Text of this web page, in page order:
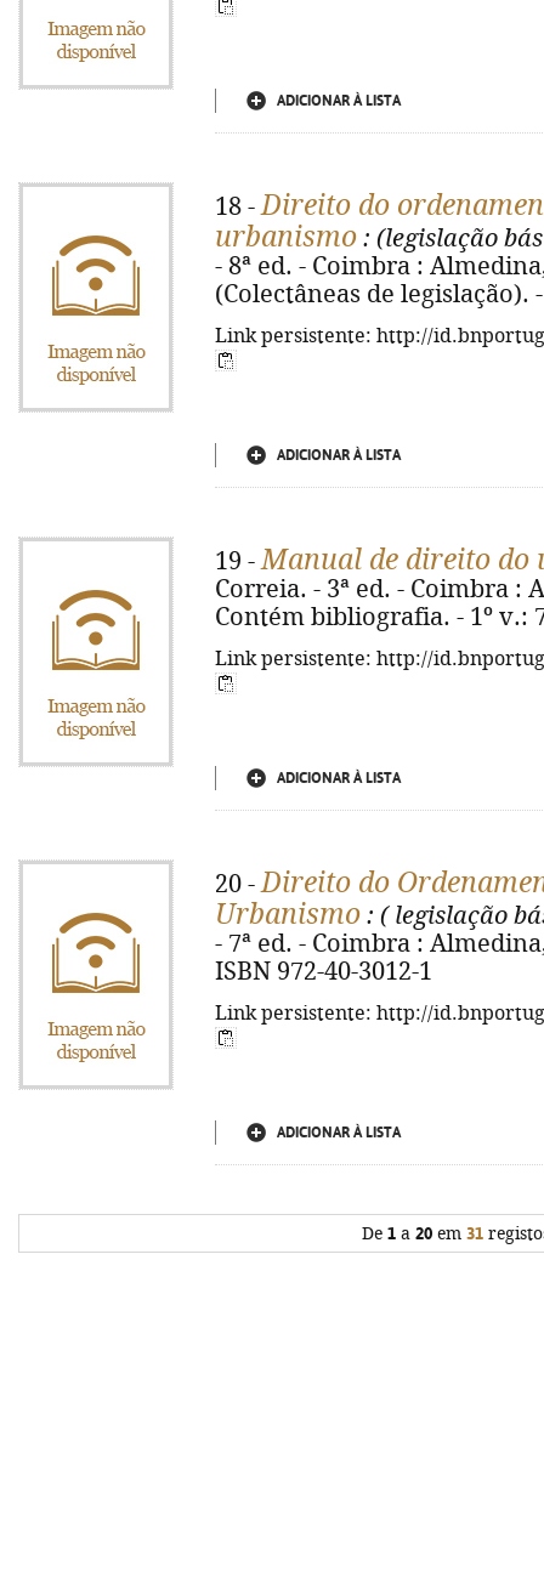
ADICIONAR À LISTA
18 -Direito do
urbanismo : (legislação
- 8ª ed. - Coimbra :
(Colectâneas de legislação).
Link persistente: http://
ADICIONAR À LISTA
19 -Manual de direito do
Correia. - 3ª ed. - Coimbra :
Contém bibliografia. - 1º v.:
Link persistente: http://
ADICIONAR À LISTA
20 -Direito do
Urbanismo : ( legislação
- 7ª ed. - Coimbra :
ISBN 972-40-3012-1
Link persistente: http://
ADICIONAR À LISTA
De 1a 20em 31